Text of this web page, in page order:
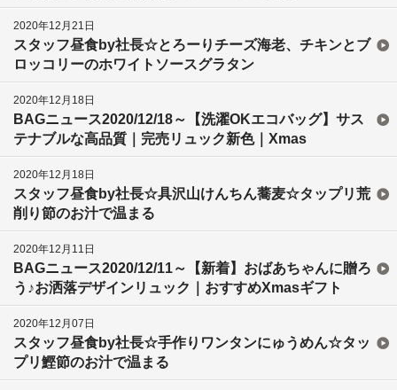
2020年12月21日
スタッフ昼食by社長☆とろーりチーズ海老、チキンとブ
ロッコリーのホワイトソースグラタン
2020年12月18日
BAGニュース2020/12/18～【洗濯OKエコバッグ】サス
テナブルな高品質｜完売リュック新色｜Xmas
2020年12月18日
スタッフ昼食by社長☆具沢山けんちん蕎麦☆タップリ荒
削り節のお汁で温まる
2020年12月11日
BAGニュース2020/12/11～【新着】おばあちゃんに贈ろ
う♪お洒落デザインリュック｜おすすめXmasギフト
2020年12月07日
スタッフ昼食by社長☆手作りワンタンにゅうめん☆タッ
プリ鰹節のお汁で温まる